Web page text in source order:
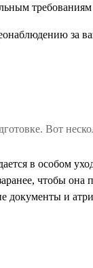
за
Вот
в особом
чтобы она
документы и